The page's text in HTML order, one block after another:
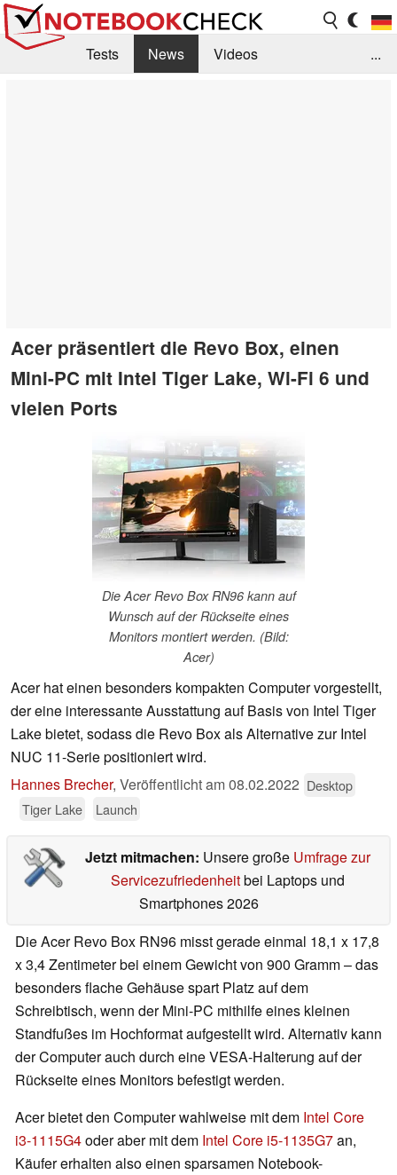
Tests News
Videos
...
Acer präsentiert die Revo Box, einen
Mini-PC mit Intel Tiger Lake, Wi-Fi 6 und
vielen Ports
Die Acer Revo Box RN96 kann auf
Wunsch auf der Rückseite eines
Monitors montiert werden. (Bild:
Acer)
Acer hat einen besonders kompakten Computer vorgestellt,
der eine interessante Ausstattung auf Basis von Intel Tiger
Lake bietet, sodass die Revo Box als Alternative zur Intel
NUC 11-Serie positioniert wird.
Hannes Brecher, Veröffentlicht am08.02.2022 Desktop
Tiger Lake
Launch
Jetzt mitmachen: Unsere große Umfrage zur
Servicezufriedenheitbei Laptops und
Smartphones 2026
Die Acer Revo Box RN96 misst gerade einmal 18,1 x 17,8
x 3,4 Zentimeter bei einem Gewicht von 900 Gramm – das
besonders flache Gehäuse spart Platz auf dem
Schreibtisch, wenn der Mini-PC mithilfe eines kleinen
Standfußes im Hochformat aufgestellt wird. Alternativ kann
der Computer auch durch eine VESA-Halterung auf der
Rückseite eines Monitors befestigt werden.
Acer bietet den Computer wahlweise mit dem Intel Core
i3-1115G4oder aber mit dem Intel Core i5-1135G7an,
Käufer erhalten also einen sparsamen Notebook-